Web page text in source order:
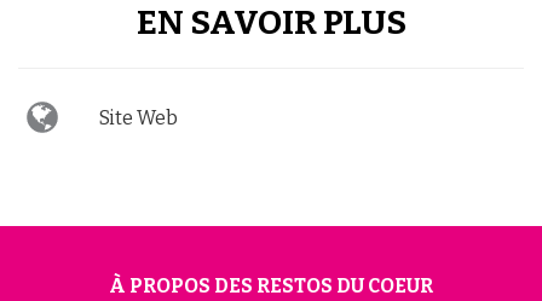
EN SAVOIR PLUS
Site Web
À PROPOS DES RESTOS DU COEUR